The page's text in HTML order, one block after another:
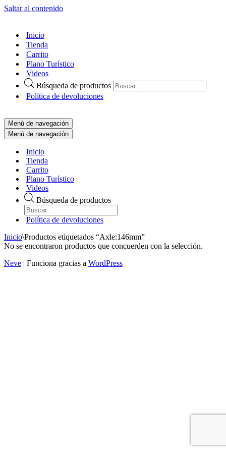
Saltar al contenido
Inicio
Tienda
Carrito
Plano Turístico
Videos
Búsqueda de productos
Política de devoluciones
Menú de navegación
Menú de navegación
Inicio
Tienda
Carrito
Plano Turístico
Videos
Búsqueda de productos
Política de devoluciones
Inicio\Productos etiquetados “Axle:146mm”
No se encontraron productos que concuerden con la selección.
Neve | Funciona gracias a WordPress